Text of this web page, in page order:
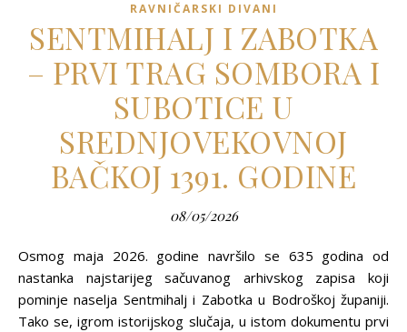
RAVNIČARSKI DIVANI
SENTMIHALJ I ZABOTKA
– PRVI TRAG SOMBORA I
SUBOTICE U
SREDNJOVEKOVNOJ
BAČKOJ 1391. GODINE
08/05/2026
Osmog maja 2026. godine navršilo se 635 godina od
nastanka najstarijeg sačuvanog arhivskog zapisa koji
pominje naselja Sentmihalj i Zabotka u Bodroškoj županiji.
Tako se, igrom istorijskog slučaja, u istom dokumentu prvi